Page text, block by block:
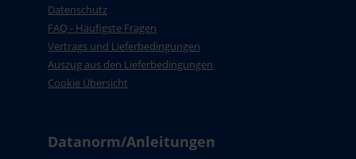
Datenschutz
FAQ - Häufigste Fragen
Vertrags und Lieferbedingungen
Auszug aus den Lieferbedingungen
Cookie Übersicht
Datanorm/Anleitungen